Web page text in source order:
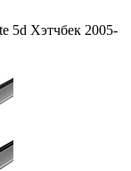
5d Хэтчбек 2005-